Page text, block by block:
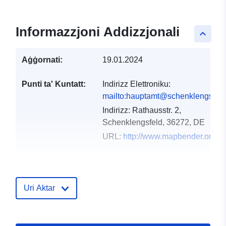
keyboard_arrow_up
Informazzjoni Addizzjonali
Aġġornati: 19.01.2024
Punti ta' Kuntatt:
Indirizz Elettroniku:
Indirizz: Rathausstr. 2,
Schenklengsfeld, 36272, DE
URL: http://www.mapbender.org
Uri Aktar